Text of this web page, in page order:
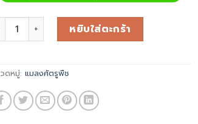
หยิบใส่ตะกร้า
ดหมู่: แมลงศัตรูพืช